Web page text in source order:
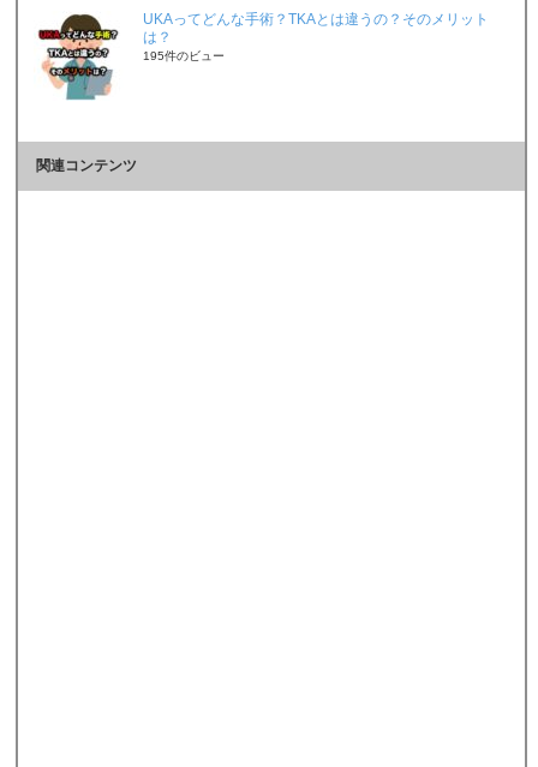
UKAってどんな手術？TKAとは違うの？そのメリット
は？
195件のビュー
関連コンテンツ